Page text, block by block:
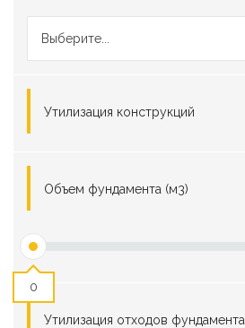
Выберите...
Утилизация конструкций
Объем фундамента (м3)
0
Утилизация отходов фундамента